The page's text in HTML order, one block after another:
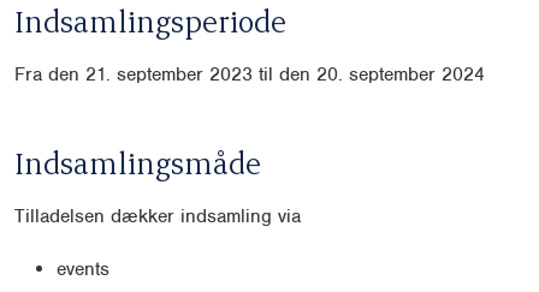
Indsamlingsperiode
Fra den 21. september 2023 til den 20. september 2024
Indsamlingsmåde
Tilladelsen dækker indsamling via
events